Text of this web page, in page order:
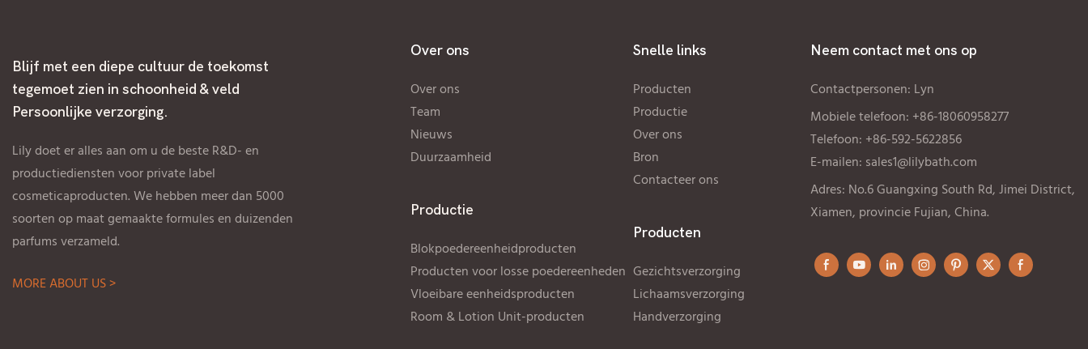
Blijf met een diepe cultuur de toekomst
tegemoet zien in schoonheid & veld
Persoonlijke verzorging.
Lily doet er alles aan om u de beste R&D- en
productiediensten voor private label
cosmeticaproducten. We hebben meer dan 5000
soorten op maat gemaakte formules en duizenden
parfums verzameld.
MORE ABOUT US >
Over ons
Over ons
Team
Nieuws
Duurzaamheid
Productie
Blokpoedereenheidproducten
Producten voor losse poedereenheden
Vloeibare eenheidsproducten
Room & Lotion Unit-producten
Snelle links
Producten
Productie
Over ons
Bron
Contacteer ons
Producten
Gezichtsverzorging
Lichaamsverzorging
Handverzorging
Neem contact met ons op
Contactpersonen: Lyn
Mobiele telefoon: +86-18060958277
Telefoon: +86-592-5622856
E-mailen: sales1@lilybath.com
Adres: No.6 Guangxing South Rd, Jimei District,
Xiamen, provincie Fujian, China.